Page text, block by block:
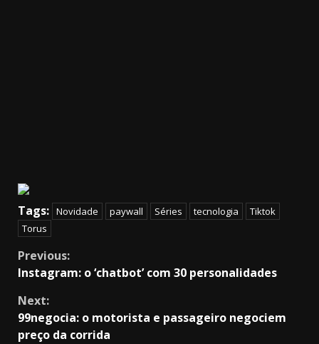
Tags: Novidade paywall Séries tecnologia
Tiktok
Torus
Continue
Reading
Previous:
Instagram: o ‘chatbot’ com 30 personalidades
Next:
99negocia: o motorista e passageiro negociem
preço da corrida